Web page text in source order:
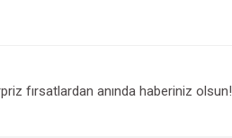
fırsatlardan anında haberiniz olsun!